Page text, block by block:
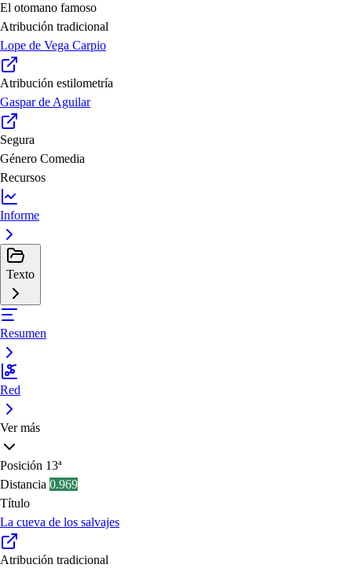
El otomano famoso
Atribución tradicional
Lope de Vega Carpio
Atribución estilometría
Gaspar de Aguilar
Segura
Género Comedia
Recursos
Informe
Texto
Resumen
Red
Ver más
Posición 13ª
Distancia 0.969
Título
La cueva de los salvajes
Atribución tradicional